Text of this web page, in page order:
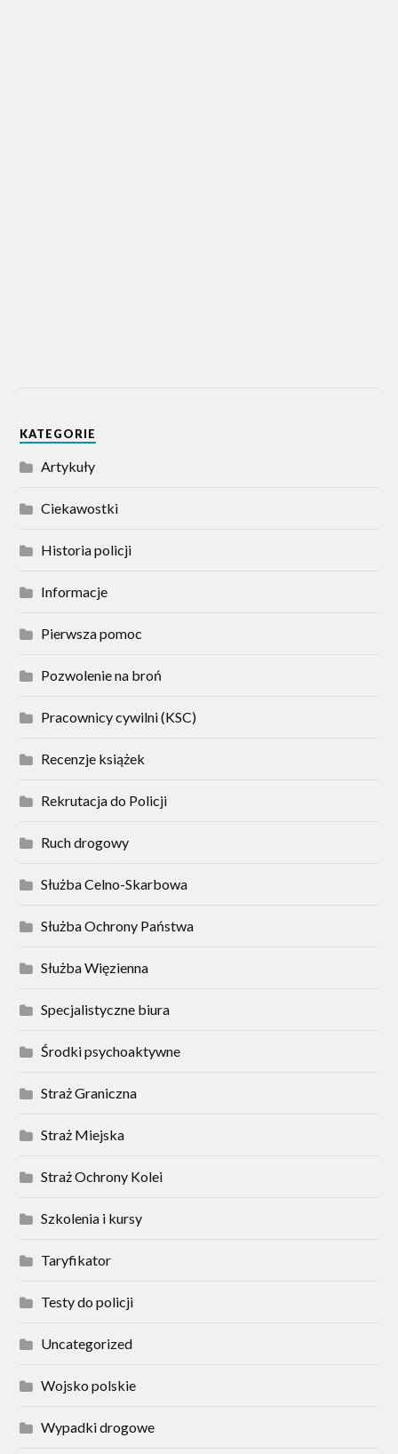
KATEGORIE
Artykuły
Ciekawostki
Historia policji
Informacje
Pierwsza pomoc
Pozwolenie na broń
Pracownicy cywilni (KSC)
Recenzje książek
Rekrutacja do Policji
Ruch drogowy
Służba Celno-Skarbowa
Służba Ochrony Państwa
Służba Więzienna
Specjalistyczne biura
Środki psychoaktywne
Straż Graniczna
Straż Miejska
Straż Ochrony Kolei
Szkolenia i kursy
Taryfikator
Testy do policji
Uncategorized
Wojsko polskie
Wypadki drogowe